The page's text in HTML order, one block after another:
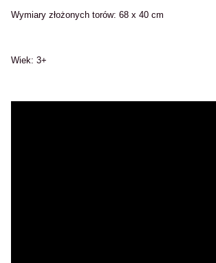
Wymiary złożonych torów: 68 x 40 cm
Wiek: 3+